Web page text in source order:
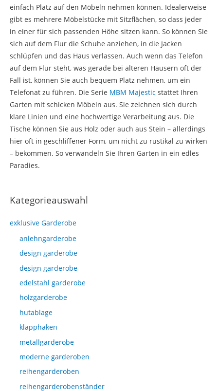
Kategorieauswahl
exklusive Garderobe
anlehngarderobe
design garderobe
design garderobe
edelstahl garderobe
holzgarderobe
hutablage
klapphaken
metallgarderobe
moderne garderoben
reihengarderoben
reihengarderobenständer
einfach Platz auf den Möbeln nehmen können. Idealerweise
gibt es mehrere Möbelstücke mit Sitzflächen, so dass jeder
in einer für sich passenden Höhe sitzen kann. So können Sie
sich auf dem Flur die Schuhe anziehen, in die Jacken
schlüpfen und das Haus verlassen. Auch wenn das Telefon
auf dem Flur steht, was gerade bei älteren Häusern oft der
Fall ist, können Sie auch bequem Platz nehmen, um ein
Telefonat zu führen. Die Serie MBM Majestic stattet Ihren
Garten mit schicken Möbeln aus. Sie zeichnen sich durch
klare Linien und eine hochwertige Verarbeitung aus. Die
Tische können Sie aus Holz oder auch aus Stein – allerdings
hier oft in geschliffener Form, um nicht zu rustikal zu wirken
– bekommen. So verwandeln Sie Ihren Garten in ein edles
Paradies.